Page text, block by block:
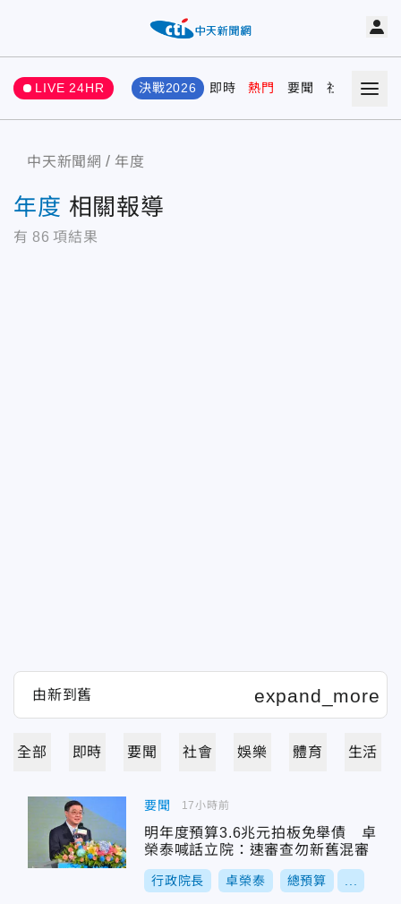
LIVE 24HR 決戰2026 即時 熱門 要聞 社會 娛樂
中天新聞網 年度
年度 相關報導
有 86 項結果
全部 即時 要聞 社會 娛樂 體育 生活
要聞
明年度預算3.6兆元拍板免舉債 卓
榮泰喊話立院：速審查勿新舊混審
行政院長 卓榮泰 總預算
17小時前